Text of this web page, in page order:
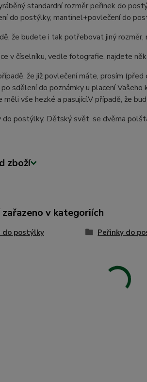
standardní rozměr peřinek do
do postýlky, mantinel+povlečení do
že budete i tak potřebovat jiný rozměr,
v číselníku, vedle fotografie, najdete
že již povlečení máte, prosím
sdělení do poznámky u placení
měli vše hezké a pasující.V případě, že
do postýlky, Dětský svět, se dvěma
zboží
zařazeno v kategoriích
do postýlky Peřinky do